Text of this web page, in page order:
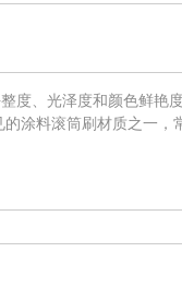
度、光泽度和颜色鲜艳